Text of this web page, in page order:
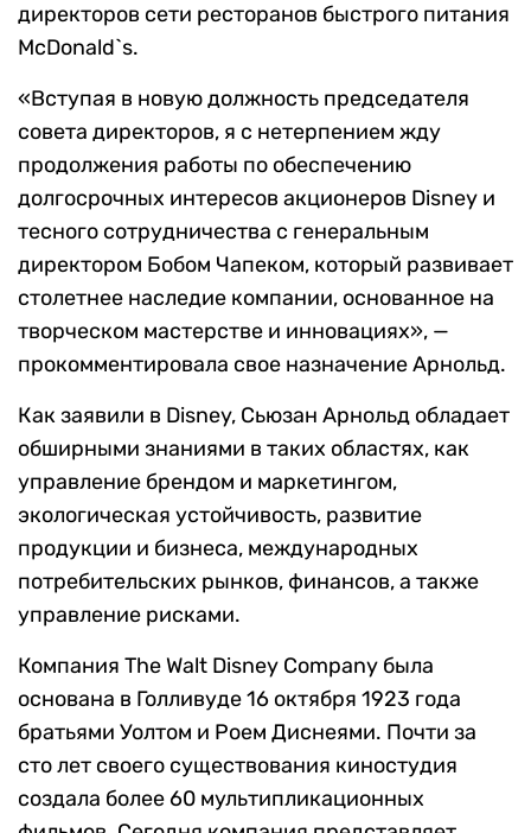
директоров сети ресторанов быстрого питания
McDonald`s.
«Вступая в новую должность председателя
совета директоров, я с нетерпением жду
продолжения работы по обеспечению
долгосрочных интересов акционеров Disney и
тесного сотрудничества с генеральным
директором Бобом Чапеком, который развивает
столетнее наследие компании, основанное на
творческом мастерстве и инновациях», —
прокомментировала свое назначение Арнольд.
Как заявили в Disney, Сьюзан Арнольд обладает
обширными знаниями в таких областях, как
управление брендом и маркетингом,
экологическая устойчивость, развитие
продукции и бизнеса, международных
потребительских рынков, финансов, а также
управление рисками.
Компания The Walt Disney Company была
основана в Голливуде 16 октября 1923 года
братьями Уолтом и Роем Диснеями. Почти за
сто лет своего существования киностудия
создала более 60 мультипликационных